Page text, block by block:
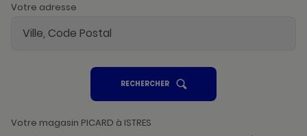
Votre adresse
RECHERCHERUN
POINT
VENTE
Votre magasin PICARD à ISTRES